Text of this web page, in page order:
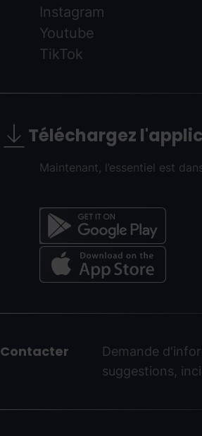
Instagram
Youtube
TikTok
Téléchargez
Maintenant, l’essentiel est
del
-
ordinoarcalis.com
Contacter
Demande
suggestions,